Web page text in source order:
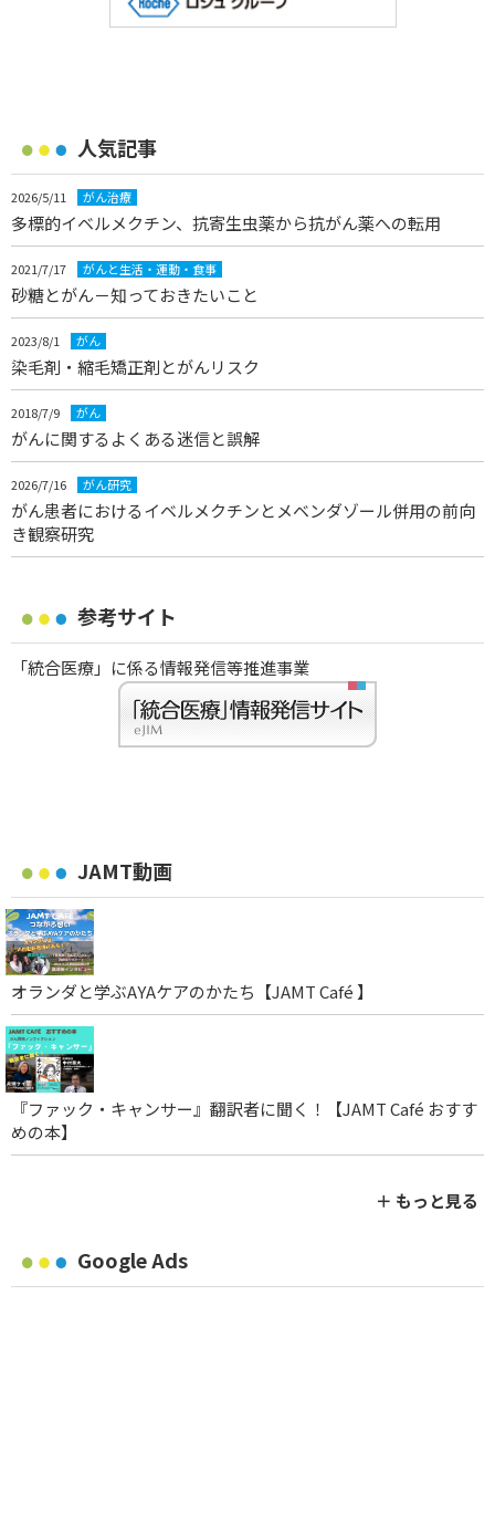
人気記事
2026/5/11 がん治療
多標的イベルメクチン、抗寄生虫薬から抗がん薬への転用
2021/7/17 がんと生活・運動・食事
砂糖とがん－知っておきたいこと
2023/8/1 がん
染毛剤・縮毛矯正剤とがんリスク
2018/7/9 がん
がんに関するよくある迷信と誤解
2026/7/16 がん研究
がん患者におけるイベルメクチンとメベンダゾール併用の前向
き観察研究
参考サイト
「統合医療」に係る情報発信等推進事業
JAMT動画
オランダと学ぶAYAケアのかたち【JAMT Café 】
『ファック・キャンサー』翻訳者に聞く！【JAMT Café おすす
めの本】
＋ もっと見る
Google Ads